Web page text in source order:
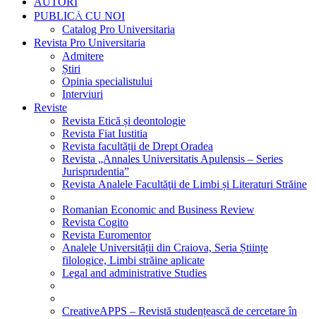
PUBLICĂ CU NOI
Catalog Pro Universitaria
Revista Pro Universitaria
Admitere
Știri
Opinia specialistului
Interviuri
Reviste
Revista Etică și deontologie
Revista Fiat Iustitia
Revista facultății de Drept Oradea
Revista „Annales Universitatis Apulensis – Series
Jurisprudentia”
Revista Analele Facultăţii de Limbi și Literaturi Străine
Romanian Economic and Business Review
Revista Cogito
Revista Euromentor
Analele Universității din Craiova, Seria Științe
filologice, Limbi străine aplicate
Legal and administrative Studies
CreativeAPPS – Revistă studențească de cercetare în